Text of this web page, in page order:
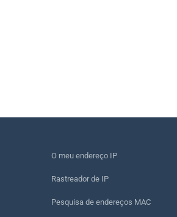
O meu endereço IP
Rastreador de IP
Pesquisa de endereços MAC